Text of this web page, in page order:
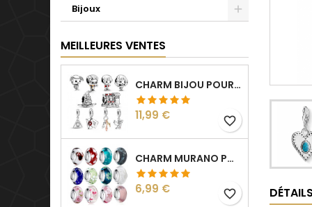
Bijoux
MEILLEURES VENTES
CHARM BIJOU POUR BRACELET COLLECTION HARRY
Prix
11,99 € favorite_border
CHARM MURANO POUR BRACELET SÉPARATEUR FLEUR COEUR TRANSPARENT
Prix
6,99 € favorite_border